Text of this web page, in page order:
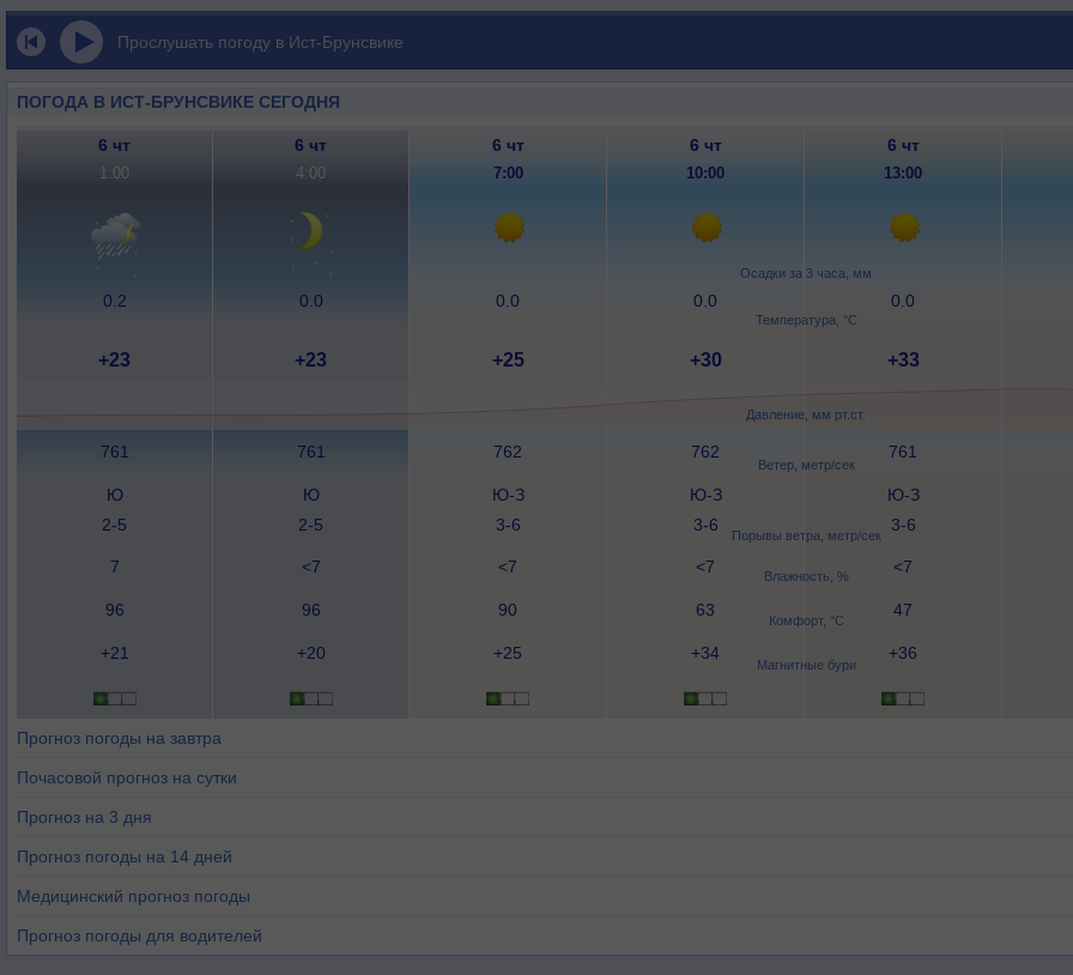
Прослушать погоду в Ист-Брунсвике
ПОГОДА В ИСТ-БРУНСВИКЕ СЕГОДНЯ
Осадки за 3 часа, мм
Температура, °C
Давление, мм рт.ст.
Ветер, метр/сек
Порывы ветра, метр/сек
Влажность, %
Комфорт, °C
Магнитные бури
6 чт 6 чт 6 чт 6 чт 6 чт
1:00 4:00 7:00 10:00 13:00
0.2 0.0 0.0 0.0 0.0
+23 +23 +25 +30 +33
761 761 762 762 761
Ю
2-5
Ю
2-5
Ю-З
3-6
Ю-З
3-6
Ю-З
3-6
7 <7 <7 <7 <7
96 96 90 63 47
+21 +20 +25 +34 +36
Прогноз погоды на завтра
Почасовой прогноз на сутки
Прогноз на 3 дня
Прогноз погоды на 14 дней
Медицинский прогноз погоды
Прогноз погоды для водителей